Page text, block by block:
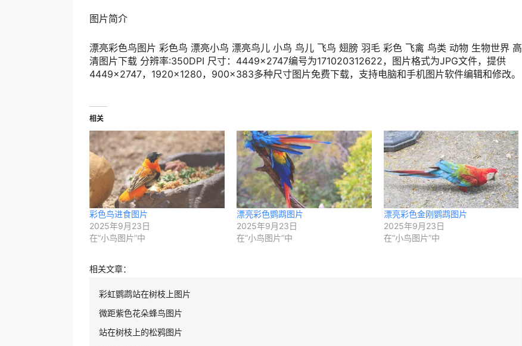
图片简介
漂亮彩色鸟图片 彩色鸟 漂亮小鸟 漂亮鸟儿 小鸟 鸟儿 飞鸟 翅膀 羽毛 彩色 飞禽 鸟类 动物 生物世界 高
清图片下载 分辨率:350DPI 尺寸：4449×2747编号为171020312622，图片格式为JPG文件，提供
4449×2747，1920×1280，900×383多种尺寸图片免费下载，支持电脑和手机图片软件编辑和修改。
相关
彩色鸟进食图片
2025年9月23日
在“小鸟图片”中
漂亮彩色鹦鹉图片
2025年9月23日
在“小鸟图片”中
漂亮彩色金刚鹦鹉图片
2025年9月23日
在“小鸟图片”中
相关文章：
彩虹鹦鹉站在树枝上图片
微距紫色花朵蜂鸟图片
站在树枝上的松鸦图片